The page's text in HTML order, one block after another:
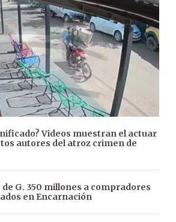
Videos muestran el actuar
autores del atroz crimen de
G. 350 millones a compradores
en Encarnación